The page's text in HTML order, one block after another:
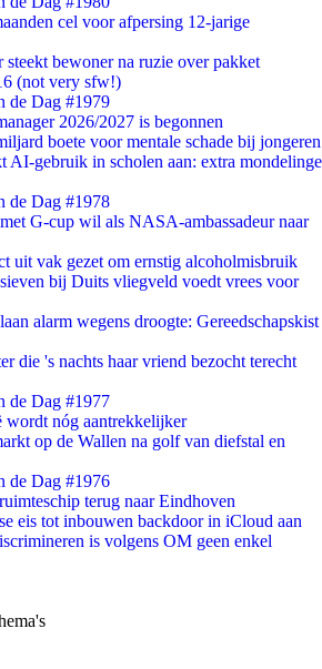
cel voor afpersing 12-jarige
steekt bewoner na ruzie over pakket
(not very sfw!)
de Dag #1979
2026/2027 is begonnen
boete voor mentale schade bij jongeren
AI-gebruik in scholen aan: extra mondelinge
de Dag #1978
G-cup wil als NASA-ambassadeur naar
uit vak gezet om ernstig alcoholmisbruik
bij Duits vliegveld voedt vrees voor
alarm wegens droogte: Gereedschapskist
die 's nachts haar vriend bezocht terecht
de Dag #1977
wordt nóg aantrekkelijker
op de Wallen na golf van diefstal en
de Dag #1976
terug naar Eindhoven
eis tot inbouwen backdoor in iCloud aan
is volgens OM geen enkel